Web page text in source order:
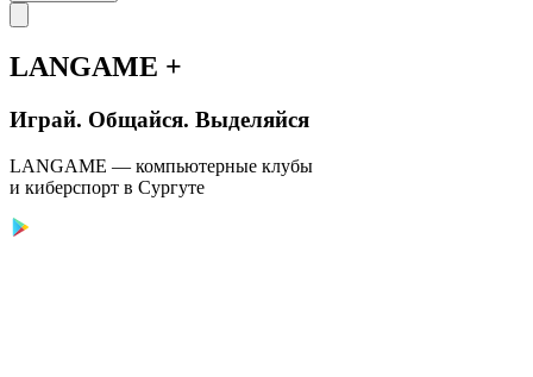
LANGAME +
Играй. Общайся. Выделяйся
LANGAME — компьютерные клубы
и киберспорт в Сургуте